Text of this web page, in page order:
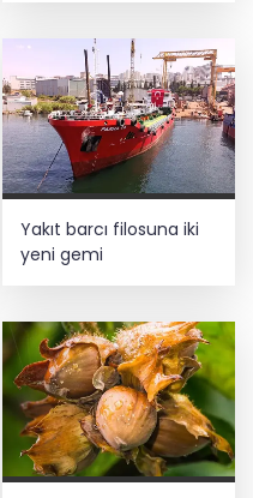
Yakıt barcı filosuna iki
yeni gemi